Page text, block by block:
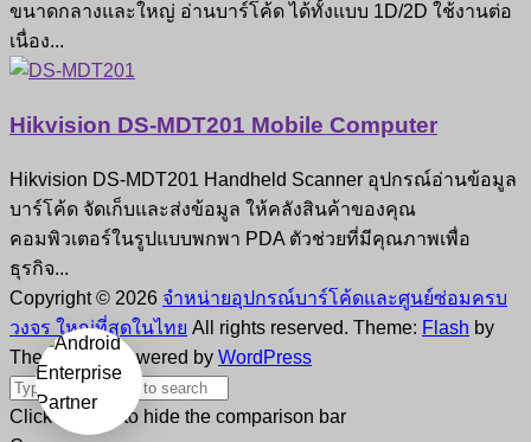
ขนาดกลางและใหญ่ อ่านบาร์โค้ด ได้ทั้งแบบ 1D/2D ใช้งานต่อ
เนื่อง...
Hikvision DS-MDT201 Mobile Computer
Hikvision DS-MDT201 Handheld Scanner อุปกรณ์อ่านข้อมูล
บาร์โค้ด จัดเก็บและส่งข้อมูล ให้คลังสินค้าของคุณ
คอมพิวเตอร์ในรูปแบบพกพา PDA ตัวช่วยที่มีคุณภาพเพื่อ
ธุรกิจ...
Copyright © 2026 จำหน่ายอุปกรณ์บาร์โค้ดและศูนย์ซ่อมครบ
วงจร ใหญ่ที่สุดในไทย All rights reserved. Theme: Flash by
ThemeGrill. Powered by WordPress
Click outside to hide the comparison bar